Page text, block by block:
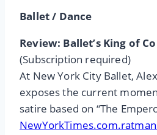
Ballet / Dance
Review: Ballet’s King of
(Subscription required)
At New York City Ballet,
exposes the current
satire based on “The